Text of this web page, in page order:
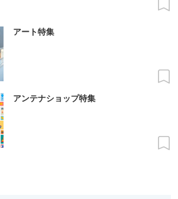
アート特集
アンテナショップ特集